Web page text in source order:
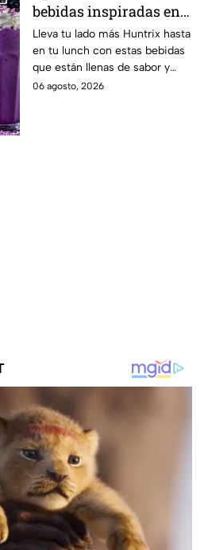
bebidas inspiradas en
las guerreras Huntrix
para llevar a la escuela
este regreso a clases
2026; son saludables y
Lleva tu lado más Huntrix hasta
en tu lunch con estas bebidas
que están llenas de sabor y
frescura.
06 agosto, 2026